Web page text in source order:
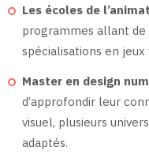
Les écoles de
programmes allant de
spécialisations en jeux
Master en design
d’approfondir leur
visuel, plusieurs
adaptés.